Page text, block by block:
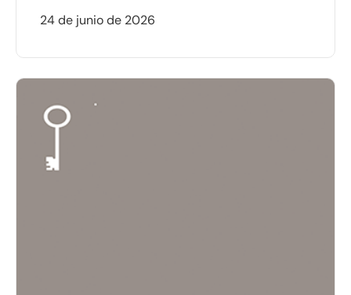
24 de junio de 2026